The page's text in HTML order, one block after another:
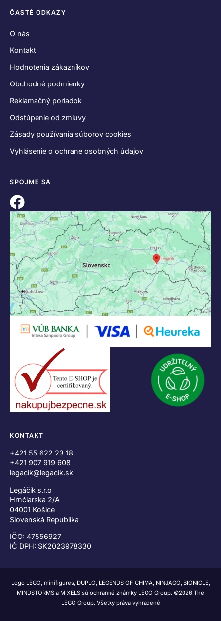
ČASTÉ ODKAZY
O nás
Kontakt
Hodnotenia zákazníkov
Obchodné podmienky
Reklamačný poriadok
Odstúpenie od zmluvy
Zásady používania súborov cookies
Vyhlásenie o ochrane osobných údajov
SPOJME SA
KONTAKT
+421 55 622 23 18
+421 907 919 608
legacik@legacik.sk
Legáčik s.r.o
Hrnčiarska 2/A
04001 Košice
Slovenská Republika
IČO: 47556927
IČ DPH: SK2023978330
Logo LEGO, minifigures, DUPLO, LEGENDS OF CHIMA, NINJAGO, BIONICLE,
MINDSTORMS a MIXELS sú ochranné známky LEGO Group. ©2026 The
LEGO Group. Všetky práva vyhradené